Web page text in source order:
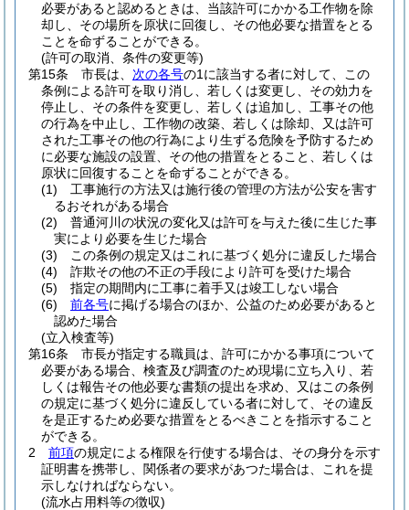
必要があると認めるときは、当該許可にかかる工作物を除
却し、その場所を原状に回復し、その他必要な措置をとる
ことを命ずることができる。
(許可の取消、条件の変更等)
第15条
市長は、 次の各号の1に該当する者に対して、この
条例による許可を取り消し、若しくは変更し、その効力を
停止し、その条件を変更し、若しくは追加し、工事その他
の行為を中止し、工作物の改築、若しくは除却、又は許可
された工事その他の行為により生ずる危険を予防するため
に必要な施設の設置、その他の措置をとること、若しくは
原状に回復することを命ずることができる。
(1)
工事施行の方法又は施行後の管理の方法が公安を害す
るおそれがある場合
(2)
普通河川の状況の変化又は許可を与えた後に生じた事
実により必要を生じた場合
(3)
この条例の規定又はこれに基づく処分に違反した場合
(4)
詐欺その他の不正の手段により許可を受けた場合
(5)
指定の期間内に工事に着手又は竣工しない場合
(6)
前各号に掲げる場合のほか、公益のため必要があると
認めた場合
(立入検査等)
第16条
市長が指定する職員は、許可にかかる事項について
必要がある場合、検査及び調査のため現場に立ち入り、若
しくは報告その他必要な書類の提出を求め、又はこの条例
の規定に基づく処分に違反している者に対して、その違反
を是正するため必要な措置をとるべきことを指示すること
ができる。
2
前項の規定による権限を行使する場合は、その身分を示す
証明書を携帯し、関係者の要求があつた場合は、これを提
示しなければならない。
(流水占用料等の徴収)